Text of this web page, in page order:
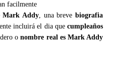
facilmente
Mark Addy, una brevebiografia
incluirá el dia quecumpleaños
onombre real es Mark Addy